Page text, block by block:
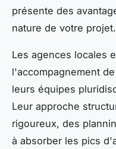
présente des
nature de votre projet.
Les agences locales
l'accompagnement
leurs équipes
Leur approche
rigoureux, des
à absorber les pics